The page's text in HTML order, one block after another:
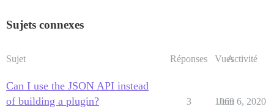
Sujets connexes
Sujet Réponses VuesActivité
Can I use the JSON API instead
of building a plugin?
3 1069
Juin 6, 2020